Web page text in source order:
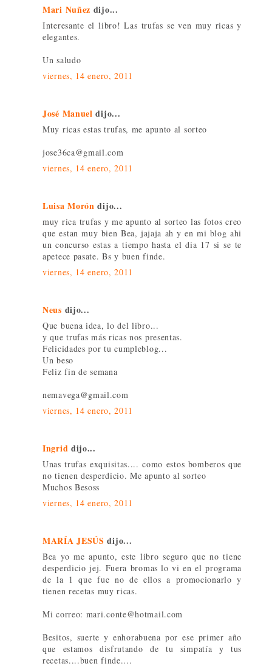
Mari Nuñez dijo...
Interesante el libro! Las trufas se ven muy ricas y
elegantes.
Un saludo
viernes, 14 enero, 2011
José Manuel dijo...
Muy ricas estas trufas, me apunto al sorteo
jose36ca@gmail.com
viernes, 14 enero, 2011
Luisa Morón dijo...
muy rica trufas y me apunto al sorteo las fotos creo
que estan muy bien Bea, jajaja ah y en mi blog ahi
un concurso estas a tiempo hasta el dia 17 si se te
apetece pasate. Bs y buen finde.
viernes, 14 enero, 2011
Neus dijo...
Que buena idea, lo del libro...
y que trufas más ricas nos presentas.
Felicidades por tu cumpleblog...
Un beso
Feliz fin de semana
nemavega@gmail.com
viernes, 14 enero, 2011
Ingrid dijo...
Unas trufas exquisitas.... como estos bomberos que
no tienen desperdicio. Me apunto al sorteo
Muchos Besoss
viernes, 14 enero, 2011
MARÍA JESÚS dijo...
Bea yo me apunto, este libro seguro que no tiene
desperdicio jej. Fuera bromas lo vi en el programa
de la 1 que fue no de ellos a promocionarlo y
tienen recetas muy ricas.
Mi correo: mari.conte@hotmail.com
Besitos, suerte y enhorabuena por ese primer año
que estamos disfrutando de tu simpatía y tus
recetas....buen finde....